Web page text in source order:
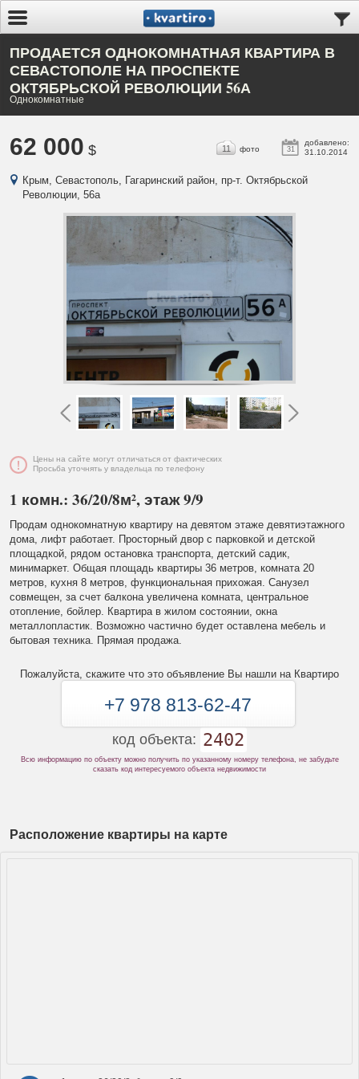
ПРОДАЕТСЯ ОДНОКОМНАТНАЯ КВАРТИРА В
СЕВАСТОПОЛЕ НА ПРОСПЕКТЕ
ОКТЯБРЬСКОЙ РЕВОЛЮЦИИ 56А
Однокомнатные
62 000 $ 31
добавлено:
31.10.2014
11 фото
Крым, Севастополь, Гагаринский район, пр-т. Октябрьской
Революции, 56а
Цены на сайте могут отличаться от фактических
Просьба уточнять у владельца по телефону
1 комн.: 36/20/8м², этаж 9/9
Продам однокомнатную квартиру на девятом этаже девятиэтажного
дома, лифт работает. Просторный двор с парковкой и детской
площадкой, рядом остановка транспорта, детский садик,
минимаркет. Общая площадь квартиры 36 метров, комната 20
метров, кухня 8 метров, функциональная прихожая. Санузел
совмещен, за счет балкона увеличена комната, центральное
отопление, бойлер. Квартира в жилом состоянии, окна
металлопластик. Возможно частично будет оставлена мебель и
бытовая техника. Прямая продажа.
Пожалуйста, скажите что это объявление Вы нашли на Квартиро
+7 978 813-62-47
код объекта: 2402
Всю информацию по объекту можно получить по указанному номеру телефона, не забудьте
сказать код интересуемого объекта недвижимости
Расположение квартиры на карте